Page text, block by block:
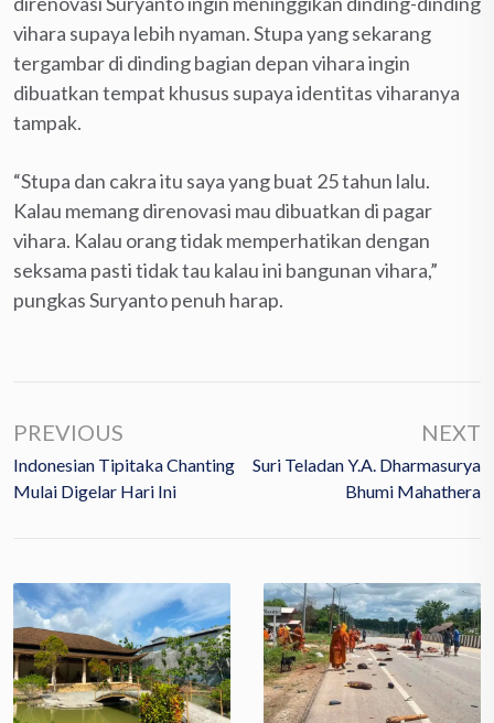
vihara supaya lebih nyaman. Stupa yang sekarang
tergambar di dinding bagian depan vihara ingin
dibuatkan tempat khusus supaya identitas viharanya
tampak.
“Stupa dan cakra itu saya yang buat 25 tahun lalu.
Kalau memang direnovasi mau dibuatkan di pagar
vihara. Kalau orang tidak memperhatikan dengan
seksama pasti tidak tau kalau ini bangunan vihara,”
pungkas Suryanto penuh harap.
PREVIOUS
Indonesian Tipitaka Chanting
Mulai Digelar Hari Ini
NEXT
Suri Teladan Y.A. Dharmasurya
Bhumi Mahathera